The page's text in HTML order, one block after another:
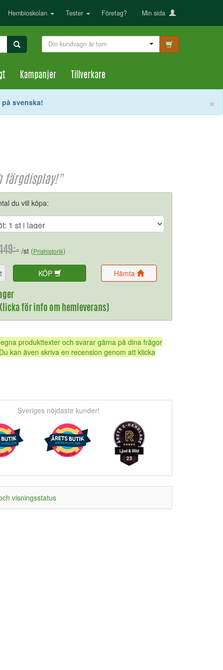
Hembioskolan Tester Företag? Min sida
Din kundvagn är tom
Kampanjer Tillverkare
×
svenska!
färgdisplay!"
du vill köpa:
/st (Prishistorik)
KÖP Hämta
för info om hemleverans)
produkttexter och svarar gärna på dina frågor
kan även skriva en recension genom att klicka
Sveriges nöjdaste kunder!
visningsstatus